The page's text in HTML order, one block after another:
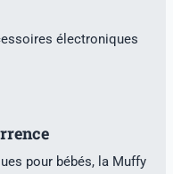
électroniques
pour bébés, la Muffy